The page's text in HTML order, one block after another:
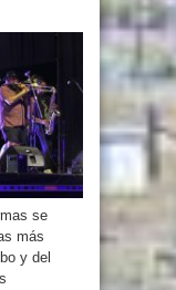
se
más
y del